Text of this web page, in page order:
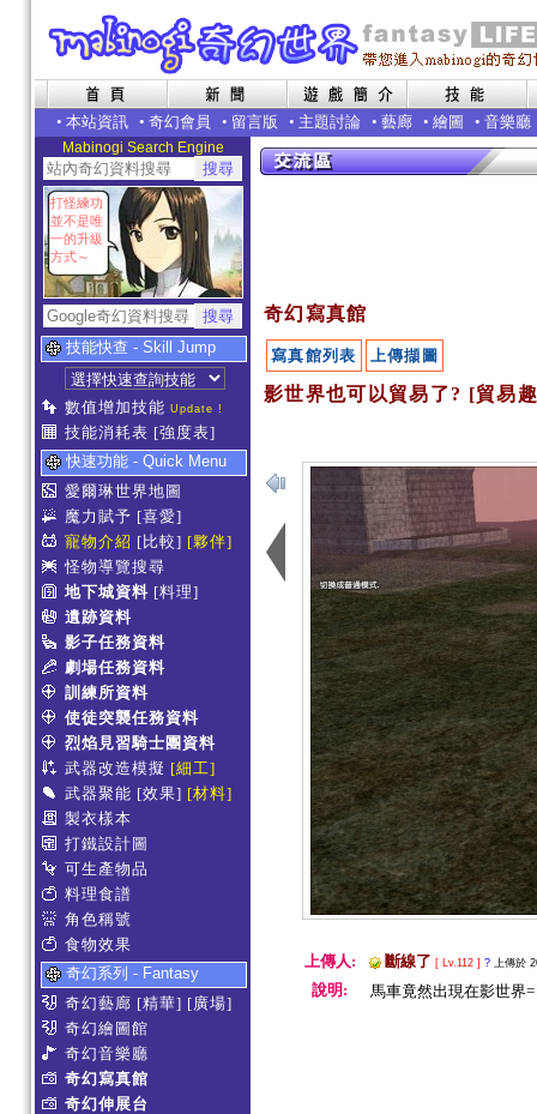
• 本站資訊 • 奇幻會員 • 留言版 • 主題討論 • 藝廊 • 繪圖 • 音樂廳
Mabinogi Search Engine
打怪練功
並不是唯
一的升級
方式～
技能快查 - Skill Jump
數值增加技能 Update !
技能消耗表 [強度表]
快速功能 - Quick Menu
愛爾琳世界地圖
魔力賦予 [喜愛]
寵物介紹 [比較] [夥伴]
怪物導覽搜尋
地下城資料 [料理]
遺跡資料
影子任務資料
劇場任務資料
訓練所資料
使徒突襲任務資料
烈焰見習騎士團資料
武器改造模擬 [細工]
武器聚能 [效果] [材料]
製衣樣本
打鐵設計圖
可生產物品
料理食譜
角色稱號
食物效果
奇幻系列 - Fantasy
奇幻藝廊 [精華] [廣場]
奇幻繪圖館
奇幻音樂廳
奇幻寫真館
奇幻伸展台
奇幻寫真館
寫真館列表 上傳擷圖
影世界也可以貿易了? [貿易
上傳人: 斷線了 [ Lv.112 ] ? 上傳於
說明: 馬車竟然出現在影世界=